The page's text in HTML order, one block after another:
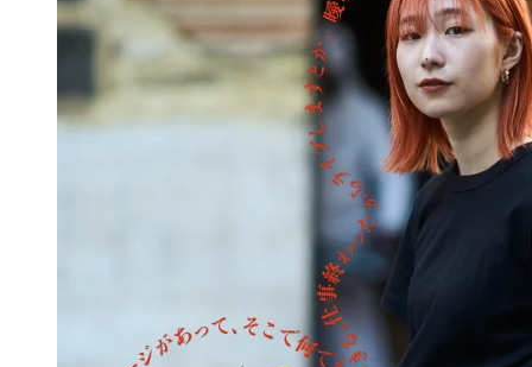
【アーティスト×設計デザイナー対談】アート
が変える、未来のオフィスVol.03 前田豆コ 氏
2024.09.18